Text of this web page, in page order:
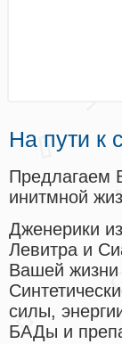
На пути к
Предлагаем
инитмной
Дженерики
Левитра и
Вашей
силы,
БАДы и